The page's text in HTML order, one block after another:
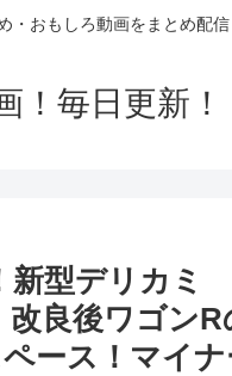
・おもしろ動画をまとめ配信
！毎日更新！
新型デリカミ
改良後ワゴンR
ース！マイナ